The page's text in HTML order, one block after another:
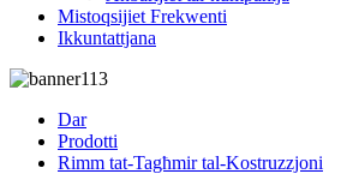
Mistoqsijiet Frekwenti
Ikkuntattjana
Dar
Prodotti
Rimm tat-Tagħmir tal-Kostruzzjoni